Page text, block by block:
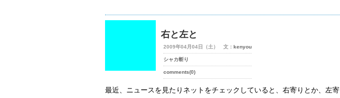
右と左と
2009年04月04日（土） 文： kenyou
シャカ斬り
comments(0)
最近、ニュースを見たりネットをチェックしていると、右寄りとか、左寄